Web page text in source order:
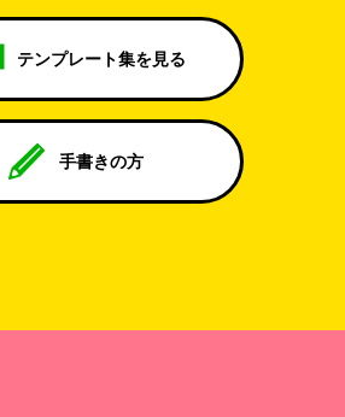
テンプレート集を見る
手書きの方